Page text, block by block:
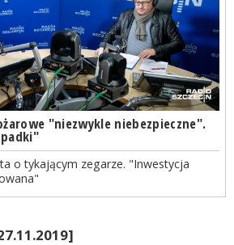
"niezwykle niebezpieczne".
o tykającym zegarze. "Inwestycja